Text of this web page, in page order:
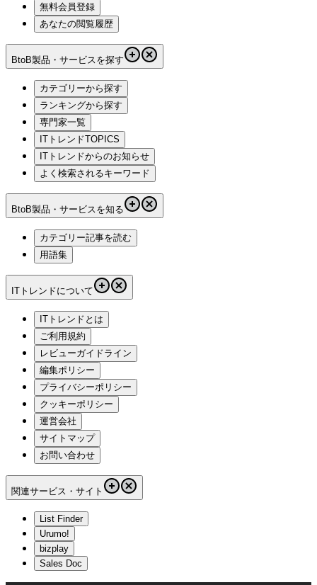
無料会員登録
あなたの閲覧履歴
BtoB製品・サービスを探す
カテゴリーから探す
ランキングから探す
専門家一覧
ITトレンドTOPICS
ITトレンドからのお知らせ
よく検索されるキーワード
BtoB製品・サービスを知る
カテゴリー記事を読む
用語集
ITトレンドについて
ITトレンドとは
ご利用規約
レビューガイドライン
編集ポリシー
プライバシーポリシー
クッキーポリシー
運営会社
サイトマップ
お問い合わせ
関連サービス・サイト
List Finder
Urumo!
bizplay
Sales Doc